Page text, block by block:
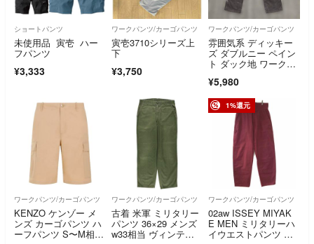
ショートパンツ
未使用品 寅壱 ハー
フパンツ
¥3,333
ワークパンツ/カーゴパンツ
寅壱3710シリーズ上
下
¥3,750
ワークパンツ/カーゴパンツ
雰囲気系 ディッキー
ズ ダブルニー ペイン
ト ダック地 ワークパ
レート W32 L30
¥5,980
ワークパンツ/カーゴパンツ
KENZO ケンゾー メ
ンズ カーゴパンツ ハ
ーフパンツ S〜M相
ワークパンツ/カーゴパンツ
古着 米軍 ミリタリー
パンツ 36×29 メンズ
w33相当 ヴィンテー
1%還元
ワークパンツ/カーゴパンツ
02aw ISSEY MIYAK
E MEN ミリタリーハ
イウエストパンツ レ